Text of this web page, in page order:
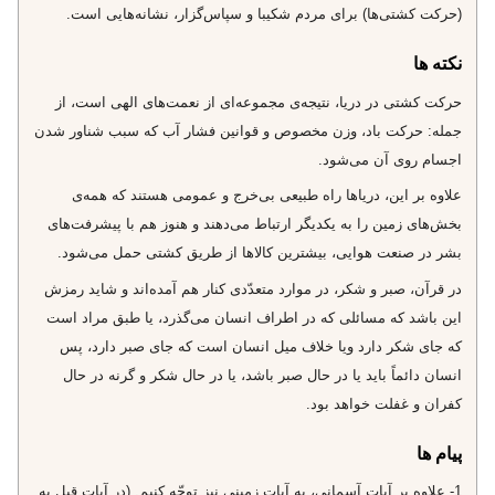
(حركت كشتى‌ها) براى مردم شكيبا و سپاس‌گزار، نشانه‌هايى است.
نکته ها
حركت كشتى در دريا، نتيجه‌ى مجموعه‌اى از نعمت‌هاى الهى است، از
جمله: حركت باد، وزن مخصوص و قوانين فشار آب كه سبب شناور شدن
اجسام روى آن مى‌شود.
علاوه بر اين، درياها راه طبيعى بى‌خرج و عمومى هستند كه همه‌ى
بخش‌هاى زمين را به يكديگر ارتباط مى‌دهند و هنوز هم با پيشرفت‌هاى
بشر در صنعت هوايى، بيشترين كالاها از طريق كشتى حمل مى‌شود.
در قرآن، صبر و شكر، در موارد متعدّدى كنار هم آمده‌اند و شايد رمزش
اين باشد كه مسائلى كه در اطراف انسان مى‌گذرد، يا طبق مراد است
كه جاى شكر دارد ويا خلاف ميل انسان است كه جاى صبر دارد، پس
انسان دائماً بايد يا در حال صبر باشد، يا در حال شكر و گرنه در حال
كفران و غفلت خواهد بود.
پیام ها
1- علاوه بر آيات آسمانى، به آيات زمينى نيز توجّه كنيم. (در آيات قبل به